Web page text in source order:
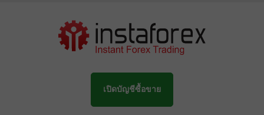
เปิดบัญชีซื้อขาย